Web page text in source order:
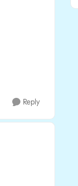
Reply